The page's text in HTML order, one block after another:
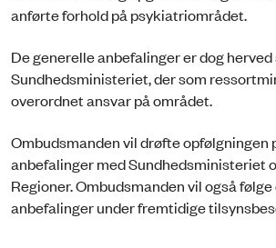
anførte forhold på psykiatriområdet.
De generelle anbefalinger er dog
Sundhedsministeriet, der som
overordnet ansvar på området.
Ombudsmanden vil drøfte opfølgningen
anbefalinger med Sundhedsministeriet
Regioner. Ombudsmanden vil også
anbefalinger under fremtidige